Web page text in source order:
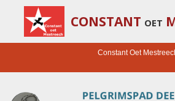
CONSTANT OET
Constant Oet